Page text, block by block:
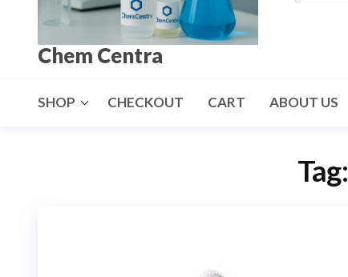
Chem Centra
SHOP CHECKOUT CART ABOUT US
Tag: